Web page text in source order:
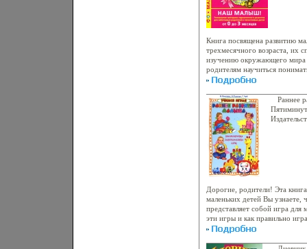
Книга посвящена развитию
трехмесячного возраста, их
изучению окружающего мира
родителям научиться
строить аыяллобщение с ним
Раннее
Дорогие, родители! Эта
маленьких детей Вы узнаете,
представляет собой игра
эти игры и как правильно
игаыялцрает, он
способности А Вы,